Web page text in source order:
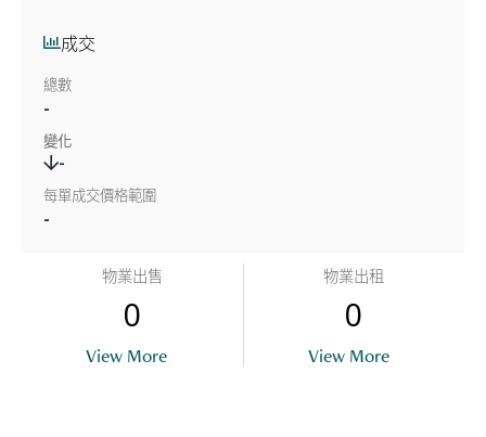
成交
總數
-
變化
-
每單成交價格範圍
-
物業出售
0
View More
物業出租
0
View More